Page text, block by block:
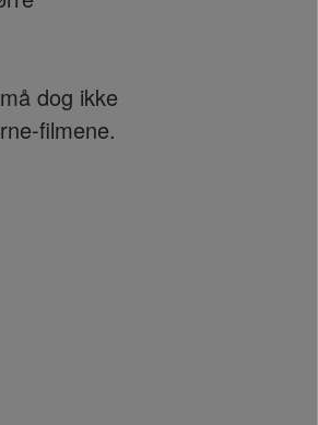
dog ikke
filmene.